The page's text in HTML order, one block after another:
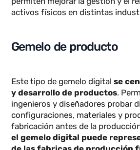
permiten mejorar la gestión y
activos físicos en distintas
Gemelo de producto